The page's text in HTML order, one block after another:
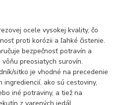
ocele vysokej kvality, čo
proti korózii a ľahké čistenie.
bezpečnosť potravín a
preosiatych surovín.
sitko je vhodné na precedenie
ingrediencií, ako sú cestoviny,
iné potraviny, a tiež na
z varených jedál.